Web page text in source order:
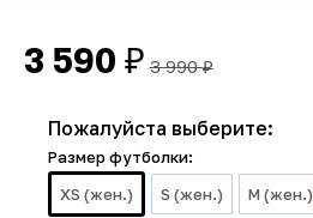
3 590 ₽ 3 990₽
Пожалуйста выберите:
Размер футболки:
XS (жен.)
S (жен.) M (жен.)